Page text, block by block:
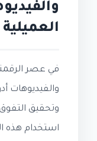
العميلية
في عصر
والفيديوهات
وتحقيق
استخدام هذه